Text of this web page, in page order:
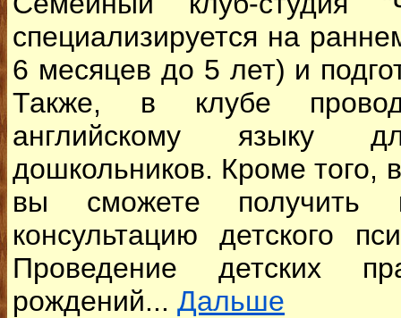
специализируется на
6 месяцев до 5 лет) и
Также, в клубе
английскому
дошкольников. Кроме того,
вы сможете получить
консультацию детского
Проведение детских
рождений... Дальше